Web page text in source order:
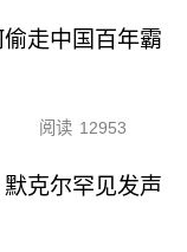
走中国百年霸
阅读 12953
克尔罕见发声